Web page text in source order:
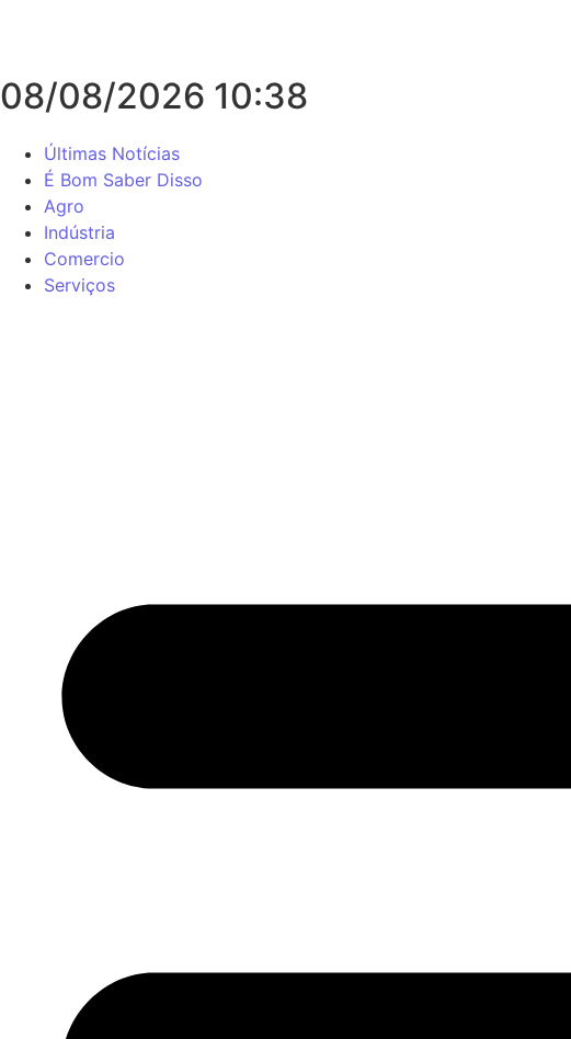
08/08/2026 10:38
Últimas Notícias
É Bom Saber Disso
Agro
Indústria
Comercio
Serviços